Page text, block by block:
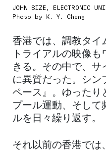
JOHN SIZE, ELECTRONIC
Photo by K. Y. Cheng
香港では、調教タイ
トライアルの映像
きる。その中で、
に異質だった。シン
ペース』。ゆったり
プール運動、そして
ルを日々繰り返す。
それ以前の香港では